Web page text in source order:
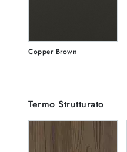
Copper Brown
Termo Strutturato